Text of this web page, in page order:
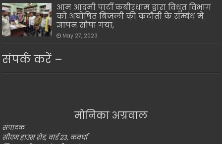
आम आदमी पार्टी कबीरधाम द्वारा विधुत विभाग
को अघोषित बिजली की कटौती के सम्बंध में
ज्ञापन सौंपा गया,
May 27, 2023
संपर्क करें –
मोनिका अग्रवाल
संपादक
सीएम हाउस रोड, वार्ड 23, कवर्धा